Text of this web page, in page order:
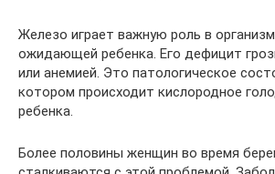
Железо играет важную роль в
ожидающей ребенка. Его дефицит
или анемией. Это патологическое
котором происходит кислородное
ребенка.
Более половины женщин во время